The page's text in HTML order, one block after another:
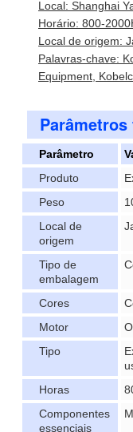
Local: Shanghai
Horário: 800-
Local de origem:
Palavras-chave:
Equipment,
Parâmetro
Produto
Peso
Local de
origem
Tipo de
embalagem
Cores
Motor
Tipo
Horas
Componentes
essenciais